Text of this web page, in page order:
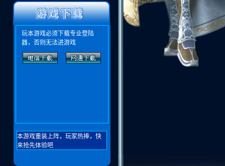
玩本游戏必须下载专业登陆
器，否则无法进游戏
本游戏重装上阵，玩家热捧，快
来抢先体验吧